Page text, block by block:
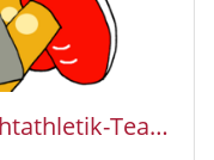
Ausschreibung Kinderleichtathletik-Teamwettbewerb U12 2025